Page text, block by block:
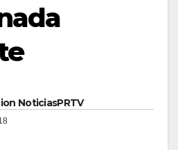
NoticiasPRTV